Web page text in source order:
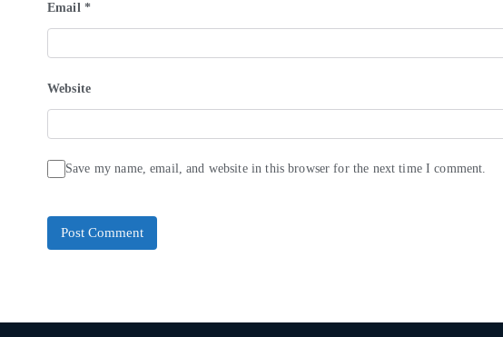
Email *
Website
Save my name, email, and website in this browser for the next time I comment.